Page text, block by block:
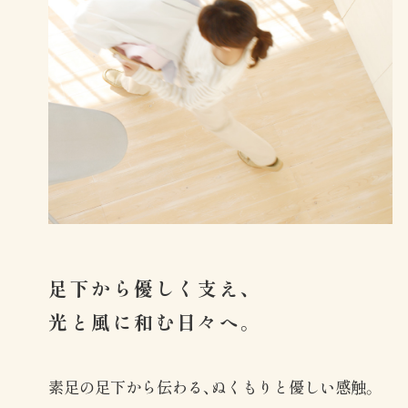
足下から優しく支え、
光と風に和む日々へ。
素足の足下から伝わる、ぬくもりと優しい感触。